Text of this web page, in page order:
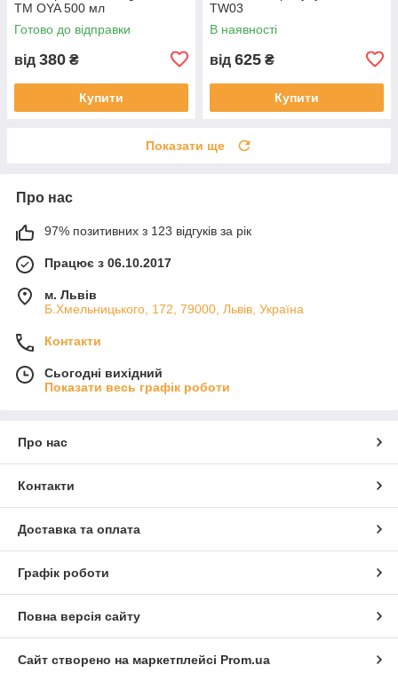
TM OYA 500 мл
Готово до відправки
від 380 ₴
Купити
TW03
В наявності
від 625 ₴
Купити
Показати ще
Про нас
97% позитивних з 123 відгуків за рік
Працює з 06.10.2017
м. Львів
Б.Хмельницького, 172, 79000, Львів, Україна
Контакти
Сьогодні вихідний
Показати весь графік роботи
Про нас
Контакти
Доставка та оплата
Графік роботи
Повна версія сайту
Сайт створено на маркетплейсі Prom.ua